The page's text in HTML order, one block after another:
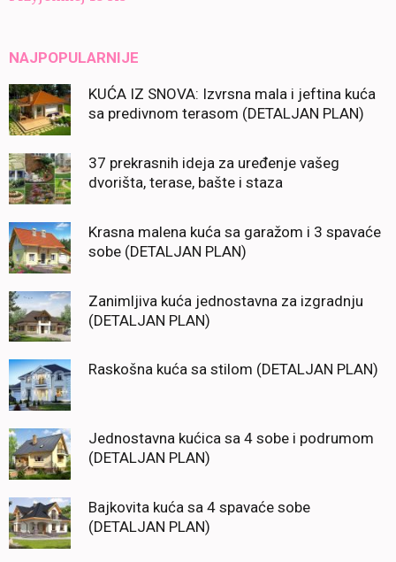
NAJPOPULARNIJE
KUĆA IZ SNOVA: Izvrsna mala i jeftina kuća
sa predivnom terasom (DETALJAN PLAN)
37 prekrasnih ideja za uređenje vašeg
dvorišta, terase, bašte i staza
Krasna malena kuća sa garažom i 3 spavaće
sobe (DETALJAN PLAN)
Zanimljiva kuća jednostavna za izgradnju
(DETALJAN PLAN)
Raskošna kuća sa stilom (DETALJAN PLAN)
Jednostavna kućica sa 4 sobe i podrumom
(DETALJAN PLAN)
Bajkovita kuća sa 4 spavaće sobe
(DETALJAN PLAN)